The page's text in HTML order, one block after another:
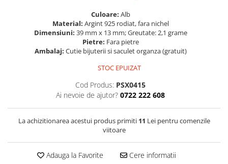
Culoare: Alb
Material: Argint 925 rodiat, fara nichel
Dimensiuni: 39 mm x 13 mm; Greutate: 2,1 grame
Pietre: Fara pietre
Ambalaj: Cutie bijuterii si saculet organza (gratuit)
STOC EPUIZAT
Cod Produs: PSX0415
Ai nevoie de ajutor? 0722 222 608
La achizitionarea acestui produs primiti 11 Lei pentru comenzile
viitoare
Adauga la Favorite Cere informatii